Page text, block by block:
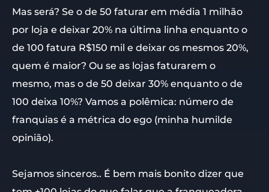
Mas será? Se o de 50 faturar em média 1 milhão
por loja e deixar 20% na última linha enquanto o
de 100 fatura R$150 mil e deixar os mesmos 20%,
quem é maior? Ou se as lojas faturarem o
mesmo, mas o de 50 deixar 30% enquanto o de
100 deixa 10%? Vamos a polêmica: número de
franquias é a métrica do ego (minha humilde
opinião).
Sejamos sinceros.. É bem mais bonito dizer que